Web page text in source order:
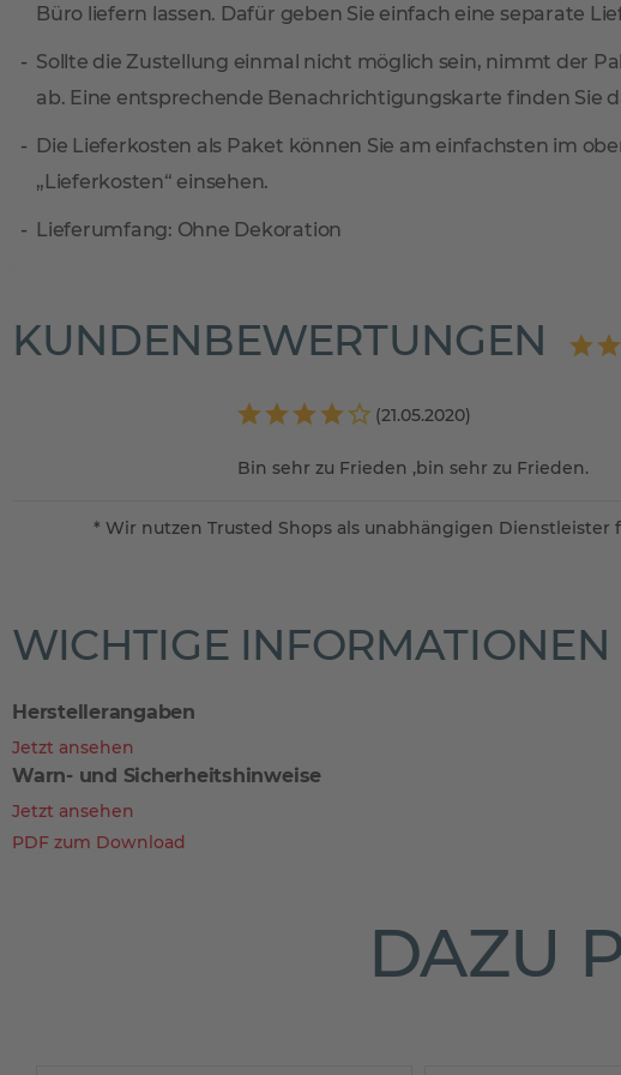
Büro liefern lassen. Dafür geben Sie einfach eine separate
Sollte die Zustellung einmal nicht möglich sein, nimmt der
ab. Eine entsprechende Benachrichtigungskarte finden Sie
Die Lieferkosten als Paket können Sie am einfachsten im
„Lieferkosten“ einsehen.
Lieferumfang: Ohne Dekoration
KUNDENBEWERTUNGEN
(21.05.2020)
Bin sehr zu Frieden ,bin sehr zu Frieden.
* Wir nutzen Trusted Shops als unabhängigen
WICHTIGE INFORMATIONEN
Herstellerangaben
Jetzt ansehen
Warn- und Sicherheitshinweise
Jetzt ansehen
PDF zum Download
DAZU